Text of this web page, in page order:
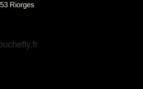
Riorges